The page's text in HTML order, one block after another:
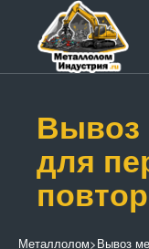
Вывоз
для
Металлолом>Вывоз